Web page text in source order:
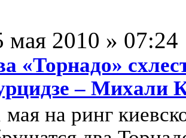
мая 2010 » 07:24
«Торнадо»
– Михали
мая на ринг